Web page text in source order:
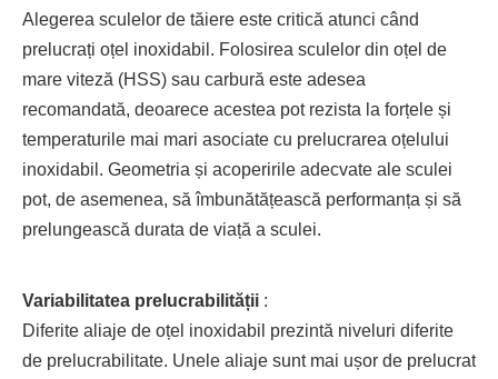
Alegerea sculelor de tăiere este critică atunci când
prelucrați oțel inoxidabil. Folosirea sculelor din oțel de
mare viteză (HSS) sau carbură este adesea
recomandată, deoarece acestea pot rezista la forțele și
temperaturile mai mari asociate cu prelucrarea oțelului
inoxidabil. Geometria și acoperirile adecvate ale sculei
pot, de asemenea, să îmbunătățească performanța și să
prelungească durata de viață a sculei.
Variabilitatea prelucrabilității :
Diferite aliaje de oțel inoxidabil prezintă niveluri diferite
de prelucrabilitate. Unele aliaje sunt mai ușor de prelucrat